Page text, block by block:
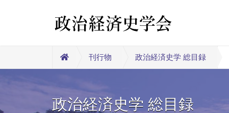
刊行物 政治経済史学 総目録
政治経済史学 総目録